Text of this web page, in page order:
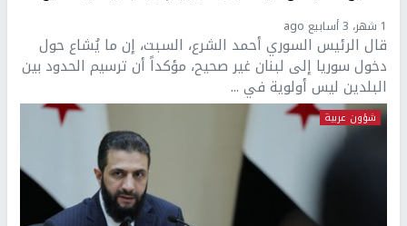
1 شهر، 3 أسابيع ago
قال الرئيس السوري أحمد الشرع، السبت، إن ما يُشاع حول
دخول سوريا إلى لبنان غير صحيح، مؤكداً أن ترسيم الحدود بين
البلدين ليس أولوية في ...
شؤون عربية